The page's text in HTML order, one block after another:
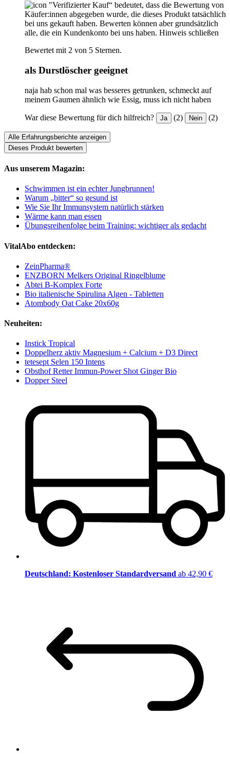
"Verifizierter Kauf“ bedeutet, dass die Bewertung von
Käufer:innen abgegeben wurde, die dieses Produkt tatsächlich
bei uns gekauft haben. Bewerten können aber grundsätzlich
alle, die ein Kundenkonto bei uns haben. Hinweis schließen
Bewertet mit 2 von 5 Sternen.
als Durstlöscher geeignet
naja hab schon mal was besseres getrunken, schmeckt auf
meinem Gaumen ähnlich wie Essig, muss ich nicht haben
War diese Bewertung für dich hilfreich? Ja (2) Nein (2)
Alle Erfahrungsberichte anzeigen
Dieses Produkt bewerten
Aus unserem Magazin:
Schwimmen ist ein echter Jungbrunnen!
Warum „bitter“ so gesund ist
Wie Sie Ihr Immunsystem natürlich stärken
Wärme kann man essen
Übungsreihenfolge beim Training: wichtiger als gedacht
VitalAbo entdecken:
ZeinPharma®
ENZBORN Melkers Original Ringelblume
Abtei B-Komplex Forte
Bio italienische Spirulina Algen - Tabletten
Atombody Oat Cake 20x60g
Neuheiten:
Instick Tropical
Doppelherz aktiv Magnesium + Calcium + D3 Direct
tetesept Selen 150 Intens
Obsthof Retter Immun-Power Shot Ginger Bio
Dopper Steel
Deutschland: Kostenloser Standardversand ab 42,90 €